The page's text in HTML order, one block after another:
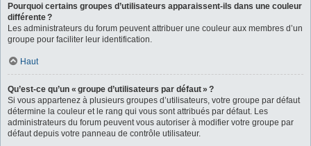
Pourquoi certains groupes d’utilisateurs apparaissent-ils dans une couleur
différente ?
Les administrateurs du forum peuvent attribuer une couleur aux membres d’un
groupe pour faciliter leur identification.
Haut
Qu’est-ce qu’un « groupe d’utilisateurs par défaut » ?
Si vous appartenez à plusieurs groupes d’utilisateurs, votre groupe par défaut
détermine la couleur et le rang qui vous sont attribués par défaut. Les
administrateurs du forum peuvent vous autoriser à modifier votre groupe par
défaut depuis votre panneau de contrôle utilisateur.